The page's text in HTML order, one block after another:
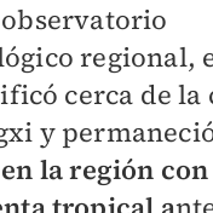
regional,
cerca de la
y
la región